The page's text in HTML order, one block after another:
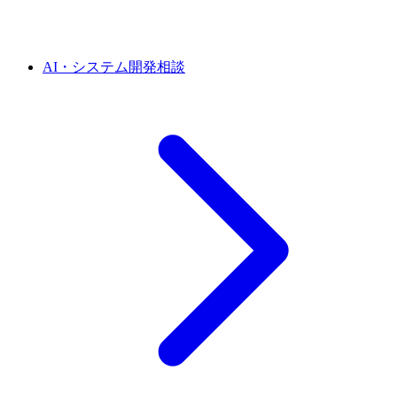
AI・システム開発相談